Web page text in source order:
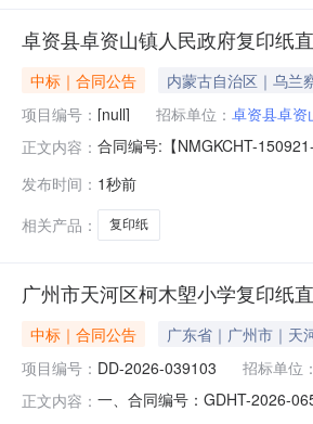
卓资县卓资山镇人民政府复印纸
中标｜合同公告 内蒙古自治区｜乌兰
项目编号： [null] 招标单位： 卓资县卓资
正文内容： 合同编号:【NMGKCHT-
资县龙胜路蒙正幼儿园底店联
数:70g
发布时间： 1秒前
相关产品：
复印纸
广州市天河区柯木塱小学复印纸
中标｜合同公告 广东省｜广州市｜天
项目编号： DD-2026-039103 招标单位：
正文内容： 一、合同编号：GDHT-2026-